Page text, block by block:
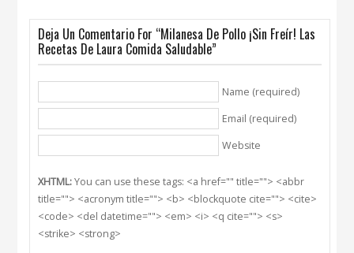
Deja Un Comentario For “Milanesa De Pollo ¡Sin Freír! Las
Recetas De Laura Comida Saludable”
Name (required)
Email (required)
Website
XHTML:You can use these tags: <a href="" title=""> <abbr
title=""> <acronym title=""> <b> <blockquote cite=""> <cite>
<code> <del datetime=""> <em> <i> <q cite=""> <s>
<strike> <strong>